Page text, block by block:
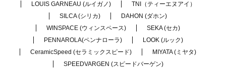
LOUIS GARNEAU (ルイガノ)
TNI（ティーエヌアイ）
SILCA (シリカ)
DAHON (ダホン)
WINSPACE (ウィンスペース)
SEKA (セカ)
PENNAROLA(ペンナローラ)
LOOK (ルック)
CeramicSpeed (セラミックスピード)
MIYATA (ミヤタ)
SPEEDVARGEN (スピードバーゲン)